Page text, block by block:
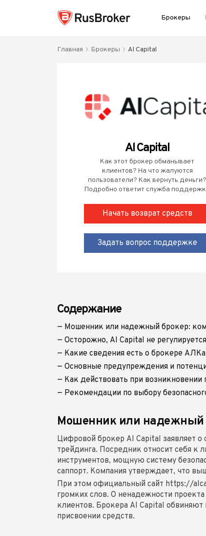
Брокеры
Главная Брокеры Al Capital
Al Capital
Как этот брокер обманывает
клиентов? На что жалуются
пользователи? Как вернуть деньги?
Подробно ответит служба
Начать возврат средств
Задать вопрос поддержке
Содержание
— Мошенник или надежный брокер:
— Осторожно, Al Capital не
— Какие сведения есть о брокере
— Основные предупреждения и
— Как действовать при
— Рекомендации по выбору
Мошенник или надежный
Цифровой брокер Al Capital заявляет
трейдинга. Посредник относит себя
инструментов, мощную систему
саппорт. Компания утверждает, что
При этом официальный сайт https://
громких слов. О ненадежности
клиентов. Брокера Al Capital обвиняют
присвоении средств.